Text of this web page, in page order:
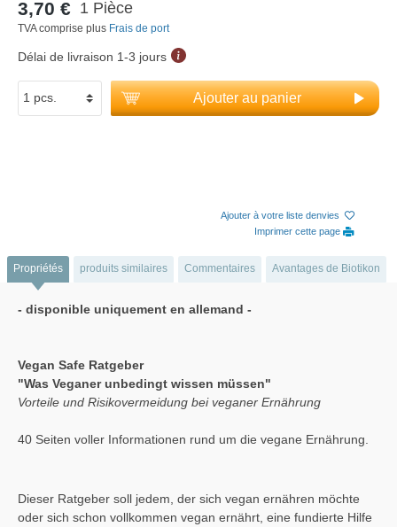
3,70 € 1 Pièce
TVA comprise plus Frais de port
Délai de livraison 1-3 jours
Ajouter au panier
Ajouter à votre liste denvies
Imprimer cette page
Propriétés produits similaires Commentaires Avantages de Biotikon
- disponible uniquement en allemand -
Vegan Safe Ratgeber
"Was Veganer unbedingt wissen müssen"
Vorteile und Risikovermeidung bei veganer Ernährung
40 Seiten voller Informationen rund um die vegane Ernährung.
Dieser Ratgeber soll jedem, der sich vegan ernähren möchte
oder sich schon vollkommen vegan ernährt, eine fundierte Hilfe